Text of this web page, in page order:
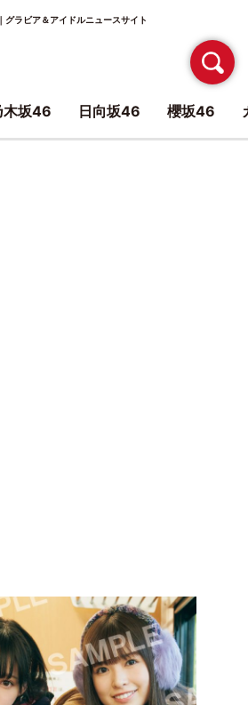
ラビア＆アイドルニュースサイト
木坂46 日向坂46 櫻坂46